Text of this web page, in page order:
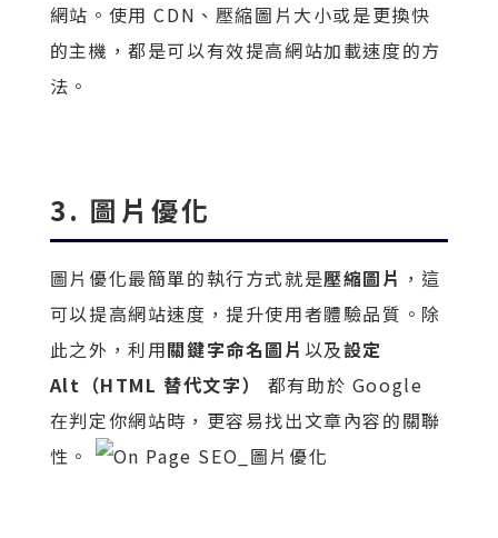
網站。使用 CDN、壓縮圖片大小或是更換快
的主機，都是可以有效提高網站加載速度的方
法。
3. 圖片優化
圖片優化最簡單的執行方式就是壓縮圖片 ，這
可以提高網站速度，提升使用者體驗品質。除
此之外，利用關鍵字命名圖片 以及設定
Alt（HTML 替代文字）
都有助於 Google
在判定你網站時，更容易找出文章內容的關聯
性。